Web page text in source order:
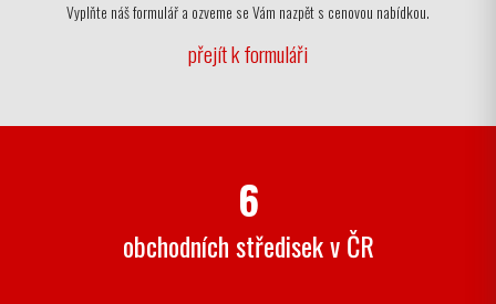
Vyplňte náš formulář a ozveme se Vám nazpět s cenovou nabídkou.
přejít k formuláři
6
obchodních středisek v ČR